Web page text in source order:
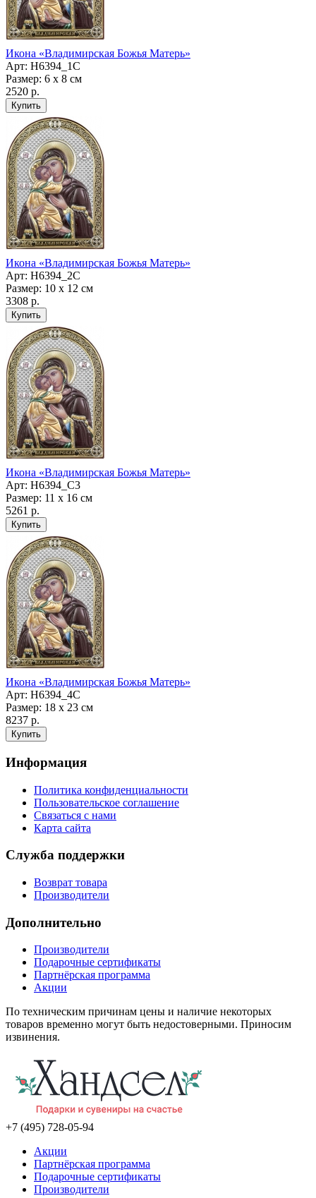
Икона «Владимирская Божья Матерь»
Арт: H6394_1C
Размер: 6 х 8 см
2520 р.
Икона «Владимирская Божья Матерь»
Арт: H6394_2C
Размер: 10 х 12 см
3308 р.
Икона «Владимирская Божья Матерь»
Арт: H6394_C3
Размер: 11 х 16 см
5261 р.
Икона «Владимирская Божья Матерь»
Арт: H6394_4C
Размер: 18 х 23 см
8237 р.
Информация
Политика конфиденциальности
Пользовательское соглашение
Связаться с нами
Карта сайта
Служба поддержки
Возврат товара
Производители
Дополнительно
Производители
Подарочные сертификаты
Партнёрская программа
Акции
По техническим причинам цены и наличие некоторых
товаров временно могут быть недостоверными. Приносим
извинения.
+7 (495) 728-05-94
Акции
Партнёрская программа
Подарочные сертификаты
Производители